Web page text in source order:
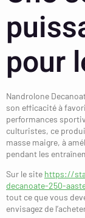
pour
Nandrolone
son efficacité à
performances
culturistes, ce
masse maigre, à
pendant les
Sur le site https://
decanoate-250-
tout ce que vous
envisagez de